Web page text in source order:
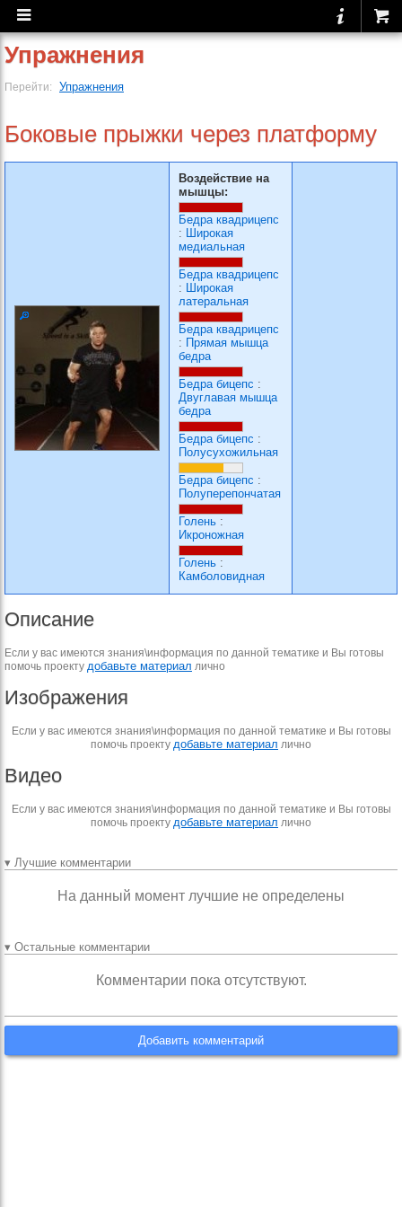
Упражнения
Перейти: Упражнения
Боковые прыжки через платформу
Воздействие на
мышцы:
Бедра квадрицепс
: Широкая
медиальная
Бедра квадрицепс
: Широкая
латеральная
Бедра квадрицепс
: Прямая мышца
бедра
Бедра бицепс :
Двуглавая мышца
бедра
Бедра бицепс :
Полусухожильная
Бедра бицепс :
Полуперепончатая
Голень :
Икроножная
Голень :
Камболовидная
Описание
Если у вас имеются знания\информация по данной тематике и Вы готовы
помочь проекту добавьте материал лично
Изображения
Если у вас имеются знания\информация по данной тематике и Вы готовы
помочь проекту добавьте материал лично
Видео
Если у вас имеются знания\информация по данной тематике и Вы готовы
помочь проекту добавьте материал лично
▾ Лучшие комментарии
На данный момент лучшие не определены
▾ Остальные комментарии
Комментарии пока отсутствуют.
Добавить комментарий